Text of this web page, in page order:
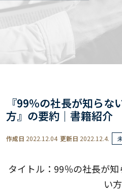
『99％の社長が知ら
方』の要約｜書籍紹介
作成日 2022.12.04 更新日 2022.12.4.
タイトル：99％の社長が
い方